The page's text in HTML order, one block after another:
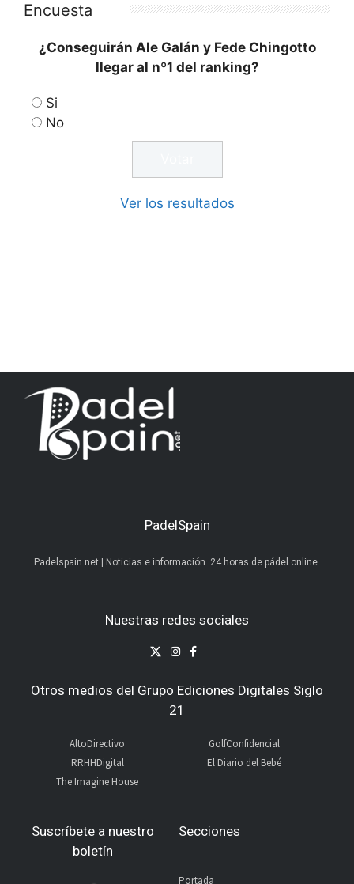
Encuesta
¿Conseguirán Ale Galán y Fede Chingotto
llegar al nº1 del ranking?
Si
No
Ver los resultados
PadelSpain
Padelspain.net | Noticias e información. 24 horas de pádel online.
Nuestras redes sociales
Otros medios del Grupo Ediciones Digitales Siglo
21
AltoDirectivo
RRHHDigital
The Imagine House
GolfConfidencial
El Diario del Bebé
Suscríbete a nuestro
boletín
Secciones
Portada